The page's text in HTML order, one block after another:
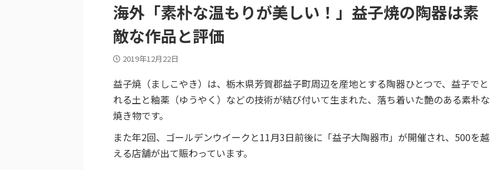
海外「素朴な温もりが美しい！」益子焼の陶器は素
敵な作品と評価
2019年12月22日
益子焼（ましこやき）は、栃木県芳賀郡益子町周辺を産地とする陶器ひとつで、益子でと
れる土と釉薬（ゆうやく）などの技術が結び付いて生まれた、落ち着いた艶のある素朴な
焼き物です。
また年2回、ゴールデンウイークと11月3日前後に「益子大陶器市」が開催され、500を越
える店舗が出て賑わっています。